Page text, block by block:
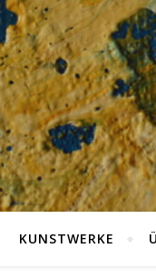
KUNSTWERKE